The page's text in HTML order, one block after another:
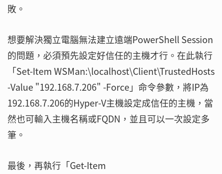
敗。
想要解決獨立電腦無法建立遠端PowerShell Session
的問題，必須預先設定好信任的主機才行。在此執行
「Set-Item WSMan:\localhost\Client\TrustedHosts
-Value "192.168.7.206" -Force」命令參數，將IP為
192.168.7.206的Hyper-V主機設定成信任的主機，當
然也可輸入主機名稱或FQDN，並且可以一次設定多
筆。
最後，再執行「Get-Item